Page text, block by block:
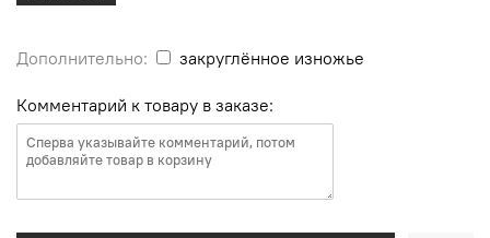
Дополнительно: закруглённое изножье
Комментарий к товару в заказе: